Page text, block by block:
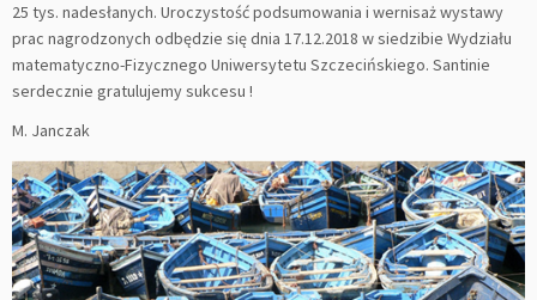
25 tys. nadesłanych. Uroczystość podsumowania i wernisaż wystawy
prac nagrodzonych odbędzie się dnia 17.12.2018 w siedzibie Wydziału
matematyczno-Fizycznego Uniwersytetu Szczecińskiego. Santinie
serdecznie gratulujemy sukcesu !
M. Janczak